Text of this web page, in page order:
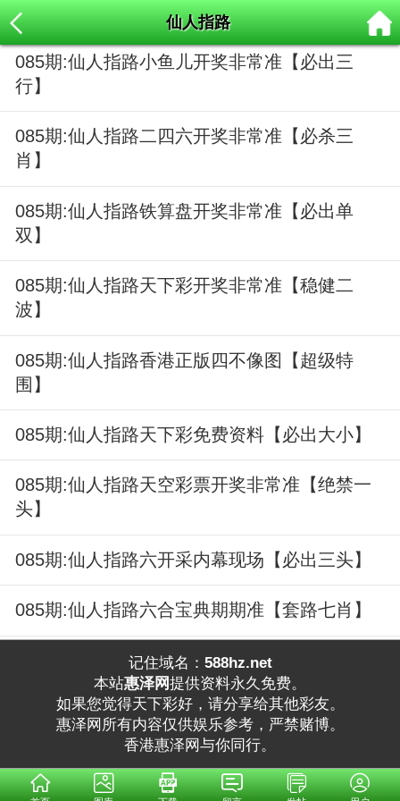
仙人指路
085期:仙人指路小鱼儿开奖非常准【必出三
行】
085期:仙人指路二四六开奖非常准【必杀三
肖】
085期:仙人指路铁算盘开奖非常准【必出单
双】
085期:仙人指路天下彩开奖非常准【稳健二
波】
085期:仙人指路香港正版四不像图【超级特
围】
085期:仙人指路天下彩免费资料【必出大小】
085期:仙人指路天空彩票开奖非常准【绝禁一
头】
085期:仙人指路六开采内幕现场【必出三头】
085期:仙人指路六合宝典期期准【套路七肖】
记住域名： 588hz.net
本站惠泽网提供资料永久免费。
如果您觉得天下彩好，请分享给其他彩友。
惠泽网所有内容仅供娱乐参考，严禁赌博。
香港惠泽网与你同行。